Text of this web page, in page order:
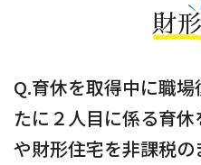
財
Q.育休を取得中に職
たに２人目に係る育
や財形住宅を非課税